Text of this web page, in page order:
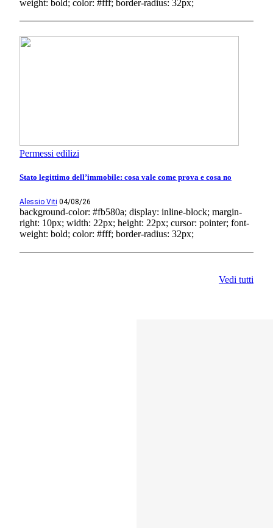
weight: bold; color: #fff; border-radius: 32px;
Permessi edilizi
Stato legittimo dell’immobile: cosa vale come prova e cosa no
Alessio Viti 04/08/26
background-color: #fb580a; display: inline-block; margin-
right: 10px; width: 22px; height: 22px; cursor: pointer; font-
weight: bold; color: #fff; border-radius: 32px;
Vedi tutti